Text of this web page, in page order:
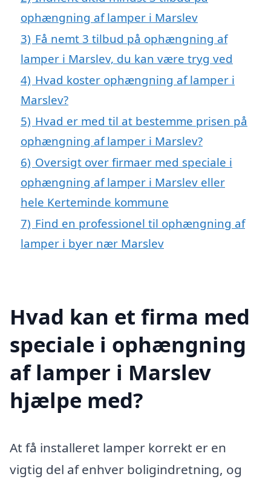
ophængning af lamper i Marslev
3) Få nemt 3 tilbud på ophængning af
lamper i Marslev, du kan være tryg ved
4) Hvad koster ophængning af lamper i
Marslev?
5) Hvad er med til at bestemme prisen på
ophængning af lamper i Marslev?
6) Oversigt over firmaer med speciale i
ophængning af lamper i Marslev eller
hele Kerteminde kommune
7) Find en professionel til ophængning af
lamper i byer nær Marslev
Hvad kan et firma med
speciale i ophængning
af lamper i Marslev
hjælpe med?
At få installeret lamper korrekt er en
vigtig del af enhver boligindretning, og